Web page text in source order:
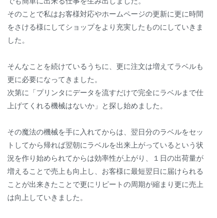
そのことで私はお客様対応やホームページの更新に更に時間
をさける様にしてショップをより充実したものにしていきま
した。
そんなことを続けているうちに、更に注文は増えてラベルも
更に必要になってきました。
次第に「プリンタにデータを流すだけで完全にラベルまで仕
上げてくれる機械はないか」と探し始めました。
その魔法の機械を手に入れてからは、翌日分のラベルをセッ
トしてから帰れば翌朝にラベルを出来上がっているという状
況を作り始められてからは効率性が上がり、１日の出荷量が
増えることで売上も向上し、お客様に最短翌日に届けられる
ことが出来きたことで更にリピートの周期が縮まり更に売上
は向上していきました。